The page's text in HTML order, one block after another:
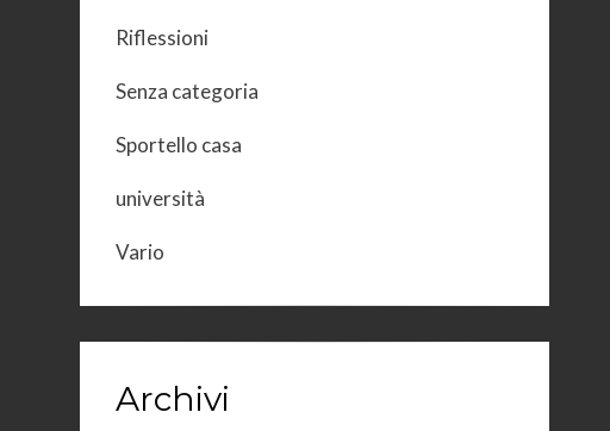
Riflessioni
Senza categoria
Sportello casa
università
Vario
Archivi